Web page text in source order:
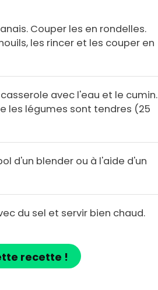
Couper les en rondelles.
les rincer et les couper en
avec l'eau et le cumin.
les légumes sont tendres (25
d'un blender ou à l'aide d'un
du sel et servir bien chaud.
recette !